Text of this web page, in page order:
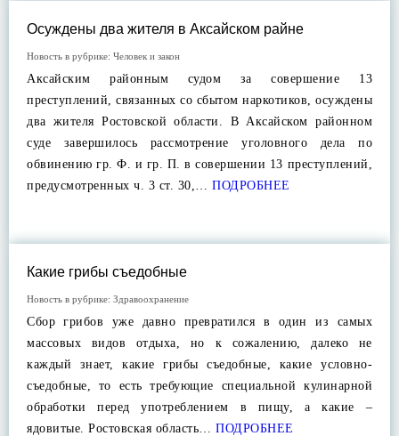
Осуждены два жителя в Аксайском райне
Новость в рубрике: Человек и закон
Аксайским районным судом за совершение 13
преступлений, связанных со сбытом наркотиков, осуждены
два жителя Ростовской области. В Аксайском районном
суде завершилось рассмотрение уголовного дела по
обвинению гр. Ф. и гр. П. в совершении 13 преступлений,
предусмотренных ч. 3 ст. 30,… ПОДРОБНЕЕ
Какие грибы съедобные
Новость в рубрике: Здравоохранение
Сбор грибов уже давно превратился в один из самых
массовых видов отдыха, но к сожалению, далеко не
каждый знает, какие грибы съедобные, какие условно-
съедобные, то есть требующие специальной кулинарной
обработки перед употреблением в пищу, а какие –
ядовитые. Ростовская область… ПОДРОБНЕЕ